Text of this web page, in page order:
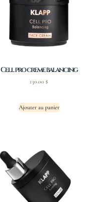
Cell pro creme balancing
130.00$
Ajouter au panier